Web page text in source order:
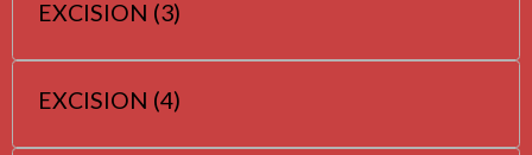
EXCISION (3)
EXCISION (4)